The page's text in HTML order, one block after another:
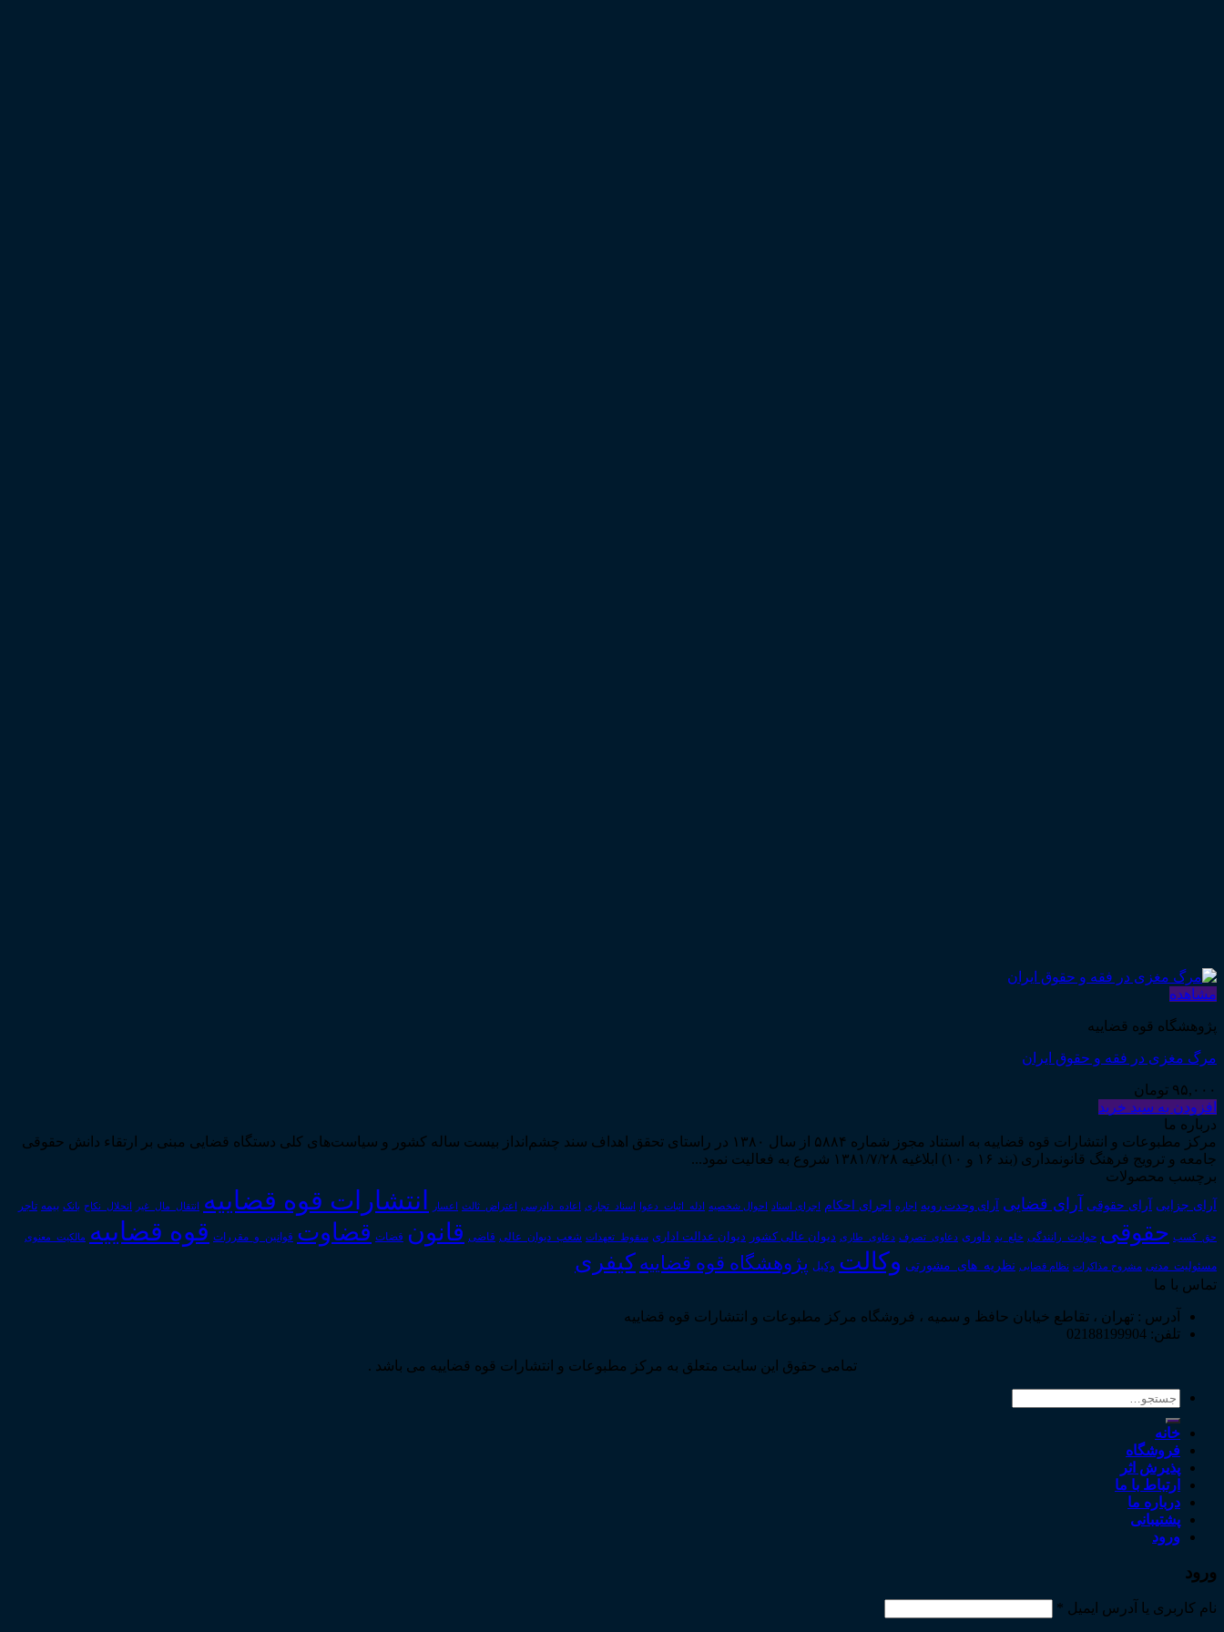
مشاهده
پژوهشگاه قوه قضاییه
مرگ مغزی در فقه و حقوق ایران
۹۵,۰۰۰ تومان
افزودن به سبد خرید
درباره ما
مرکز مطبوعات و انتشارات قوه قضاییه به استناد مجوز شماره ۵۸۸۴ از سال ۱۳۸۰ در راستای تحقق اهداف سند چشم‌انداز بیست ساله کشور و سیاست‌های کلی دستگاه قضایی مبنی بر ارتقاء دانش حقوقی
جامعه و ترویج فرهنگ قانونمداری (بند ۱۶ و ۱۰) ابلاغیه ۱۳۸۱/۷/۲۸ شروع به فعالیت نمود...
برچسب محصولات
آرای جزایی آرای حقوقی آرای قضایی آرای وحدت رویه اجاره اجرای احکام اجرای اسناد احوال شخصیه ادله_اثبات_دعوا اسناد_تجاری اعاده_دادرسی اعتراض_ثالث اعسار انتشارات قوه قضاییه انتقال_مال_غیر انحلال_نکاح بانک بیمه تاجر
حق_کسب حقوقی حوادث_رانندگی خلع_ید داوری دعاوی_تصرف دعاوی_طاری دیوان عالی کشور دیوان عدالت اداری سقوط_تعهدات شعب_دیوان_عالی قاضی قانون قضات قضاوت قوانین_و_مقررات قوه قضاییه مالکیت_معنوی
مسئولیت_مدنی مشروح مذاکرات نظام قضایی نظریه_های_مشورتی وکالت وکیل پژوهشگاه قوه قضاییه کیفری
تماس با ما
آدرس : تهران ، تقاطع خیابان حافظ و سمیه ، فروشگاه مرکز مطبوعات و انتشارات قوه قضاییه
تلفن: 02188199904
تمامی حقوق این سایت متعلق به مرکز مطبوعات و انتشارات قوه قضاییه می باشد .
جستجو
خانه
فروشگاه
پذیرش اثر
ارتباط با ما
درباره ما
پشتیبانی
ورود
ورود
نام کاربری یا آدرس ایمیل *